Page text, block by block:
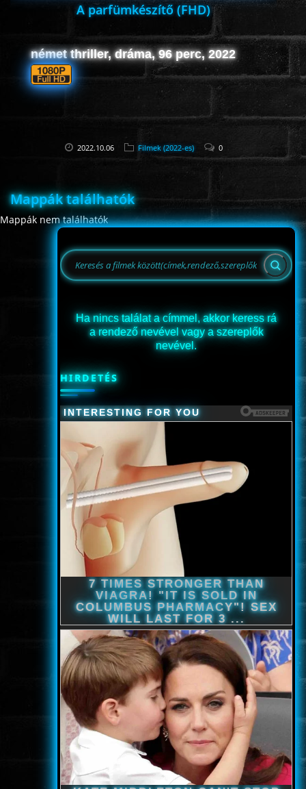
DRÁMA
ROMANTIKUS
CSALÁDI
DOKUMENTUMFILMEK
ÉLŐ ADÁSOK (LIVE)
KARÁCSONYI FILMEK
www.onlinefilmvilag2.eu,Copyright © 2017-2026 Az oldal nem tárol
semmilyen jogsértő tartalmat. Minden adat külső forrásból származik |
Frissítve: 2026.07.27|Fel ↑
A parfümkészítő (FHD)
német thriller, dráma, 96 perc, 2022
2022.10.06 Filmek (2022-es) 0
Mappák találhatók
Mappák nem találhatók
Ha nincs találat a címmel, akkor keress rá
a rendező nevével vagy a szereplők
nevével.
HIRDETÉS